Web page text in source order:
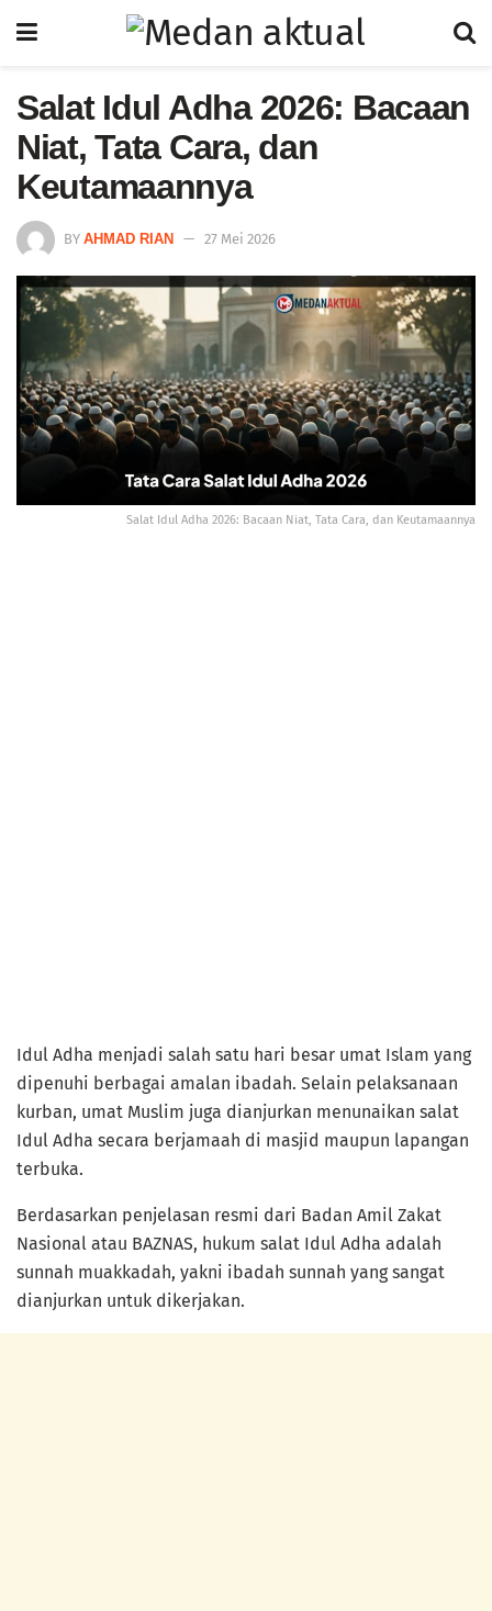
Salat Idul Adha 2026: Bacaan
Niat, Tata Cara, dan
Keutamaannya
BY AHMAD RIAN 27 Mei 2026
Salat Idul Adha 2026: Bacaan Niat, Tata Cara, dan Keutamaannya
Idul Adha menjadi salah satu hari besar umat Islam yang
dipenuhi berbagai amalan ibadah. Selain pelaksanaan
kurban, umat Muslim juga dianjurkan menunaikan salat
Idul Adha secara berjamaah di masjid maupun lapangan
terbuka.
Berdasarkan penjelasan resmi dari Badan Amil Zakat
Nasional atau BAZNAS, hukum salat Idul Adha adalah
sunnah muakkadah, yakni ibadah sunnah yang sangat
dianjurkan untuk dikerjakan.